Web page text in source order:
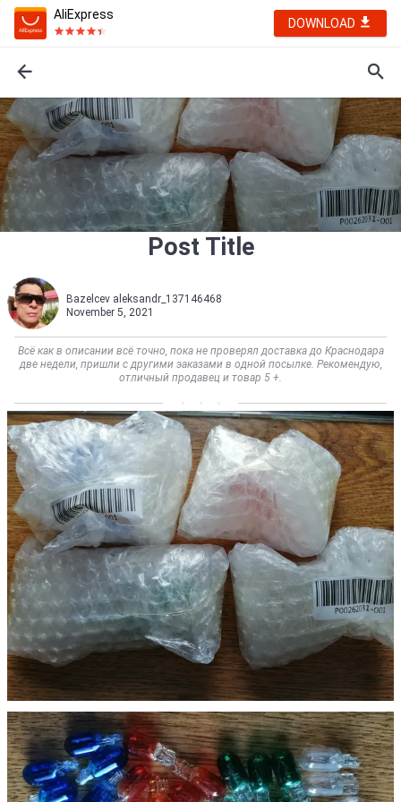
AliExpress
DOWNLOAD
Post Title
Bazelcev aleksandr_137146468
November 5, 2021
Всё как в описании всё точно, пока не проверял доставка до Краснодара
две недели, пришли с другими эаказами в одной посылке. Рекомендую,
отличный продавец и товар 5 +.